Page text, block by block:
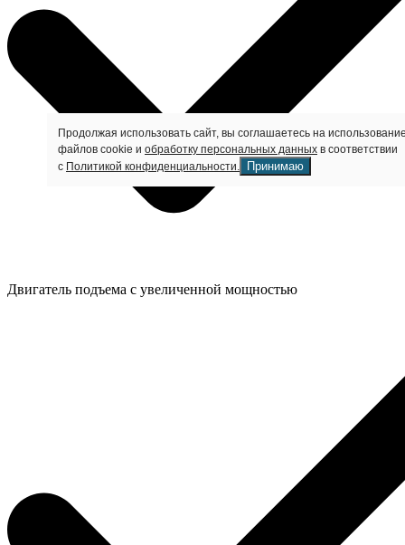
Двигатель подъема с увеличенной мощностью
Продолжая использовать сайт, вы соглашаетесь на
файлов cookie и обработку персональных данных в соответствии
с Политикой конфиденциальности. Принимаю